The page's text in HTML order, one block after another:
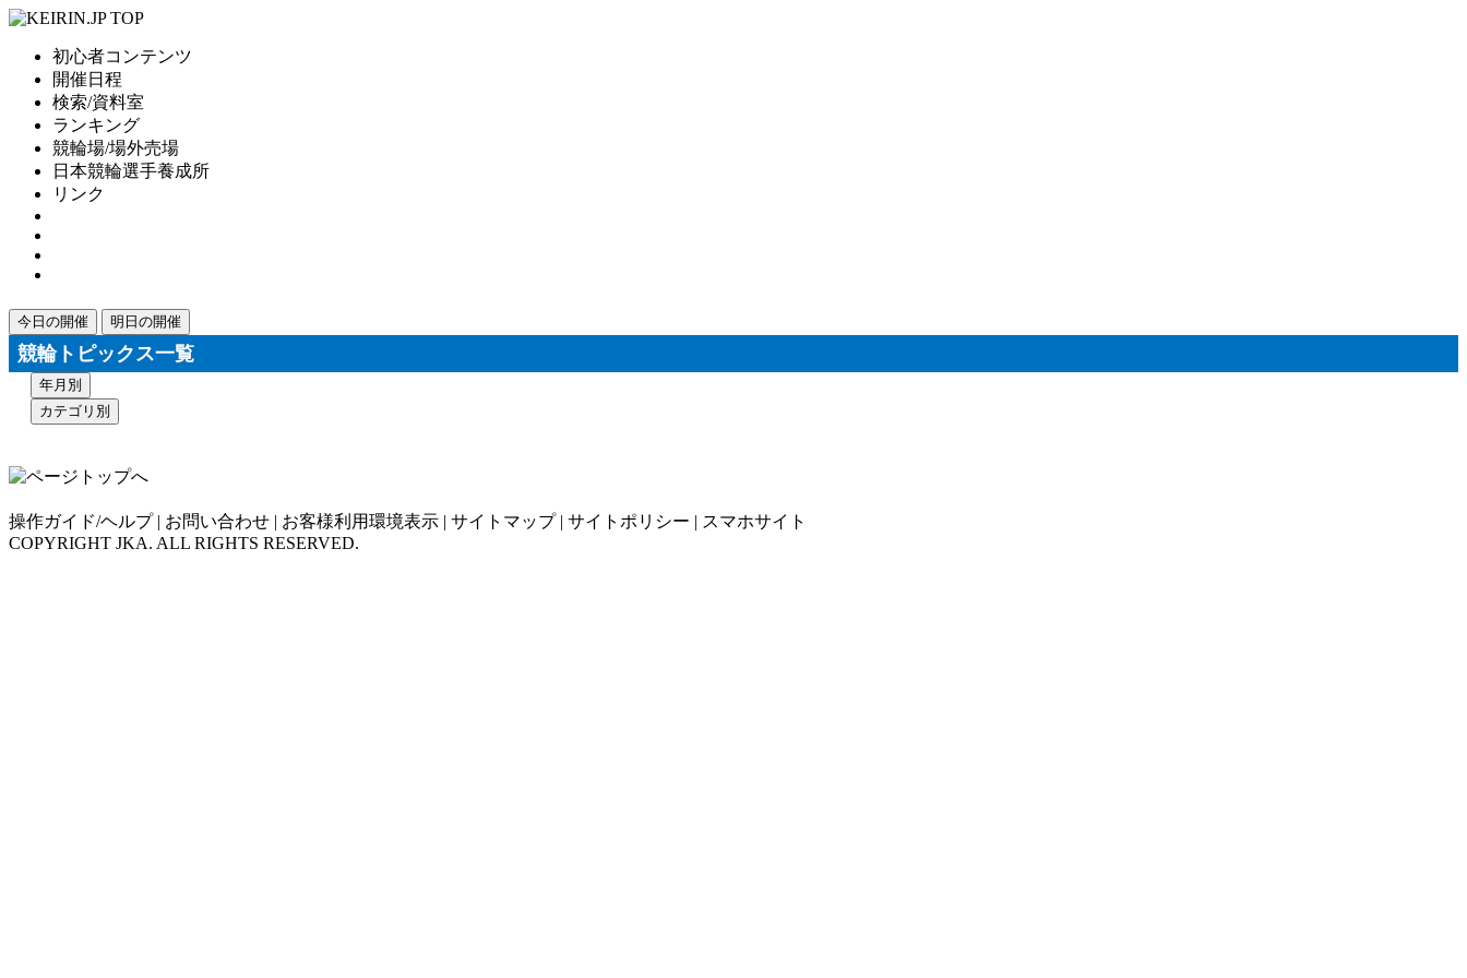
初心者コンテンツ
開催日程
検索/資料室
ランキング
競輪場/場外売場
日本競輪選手養成所
リンク
今日の開催 明日の開催
競輪トピックス一覧
年月別
カテゴリ別
操作ガイド/ヘルプ| お問い合わせ | お客様利用環境表示 | サイトマップ| サイトポリシー | スマホサイト
COPYRIGHT JKA. ALL RIGHTS RESERVED.